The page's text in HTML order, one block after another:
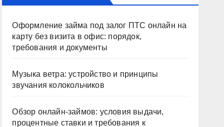
Оформление займа под залог ПТС онлайн на
карту без визита в офис: порядок,
требования и документы
Музыка ветра: устройство и принципы
звучания колокольчиков
Обзор онлайн-займов: условия выдачи,
процентные ставки и требования к